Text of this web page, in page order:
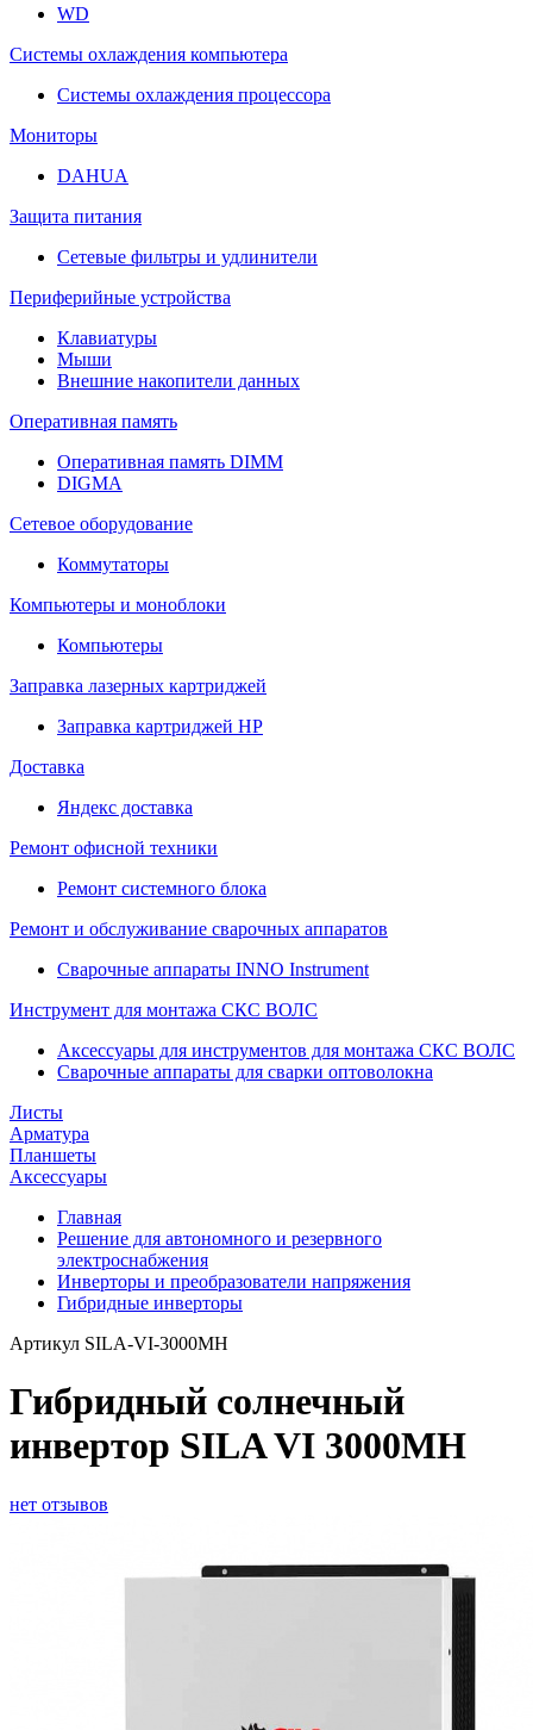
WD
Системы охлаждения компьютера
Системы охлаждения процессора
Мониторы
DAHUA
Защита питания
Сетевые фильтры и удлинители
Периферийные устройства
Клавиатуры
Мыши
Внешние накопители данных
Оперативная память
Оперативная память DIMM
DIGMA
Сетевое оборудование
Коммутаторы
Компьютеры и моноблоки
Компьютеры
Заправка лазерных картриджей
Заправка картриджей HP
Доставка
Яндекс доставка
Ремонт офисной техники
Ремонт системного блока
Ремонт и обслуживание сварочных аппаратов
Сварочные аппараты INNO Instrument
Инструмент для монтажа СКС ВОЛС
Аксессуары для инструментов для монтажа СКС ВОЛС
Сварочные аппараты для сварки оптоволокна
Листы
Арматура
Планшеты
Аксессуары
Главная
Решение для автономного и резервного
электроснабжения
Инверторы и преобразователи напряжения
Гибридные инверторы
Артикул SILA-VI-3000MH
Гибридный солнечный
инвертор SILA VI 3000MH
нет отзывов